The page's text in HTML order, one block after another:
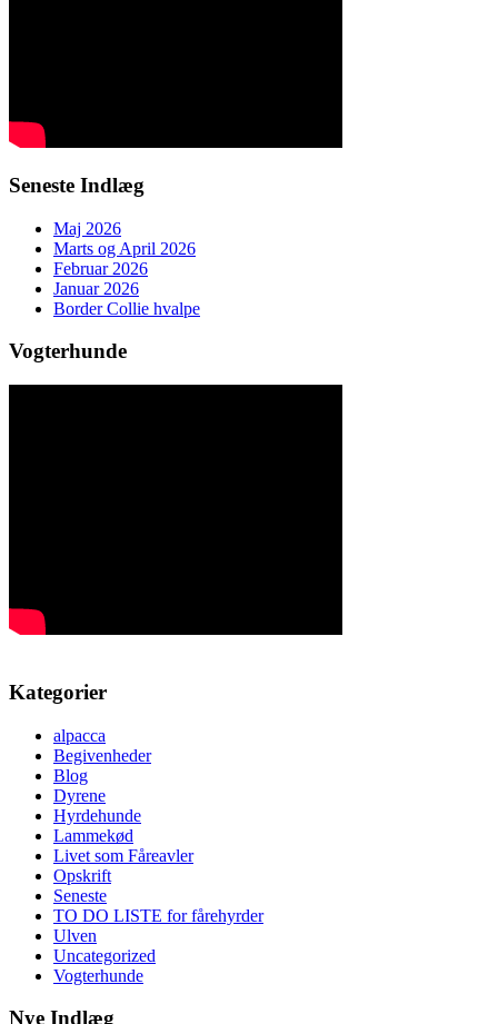
Seneste Indlæg
Maj 2026
Marts og April 2026
Februar 2026
Januar 2026
Border Collie hvalpe
Vogterhunde
Kategorier
alpacca
Begivenheder
Blog
Dyrene
Hyrdehunde
Lammekød
Livet som Fåreavler
Opskrift
Seneste
TO DO LISTE for fårehyrder
Ulven
Uncategorized
Vogterhunde
Nye Indlæg